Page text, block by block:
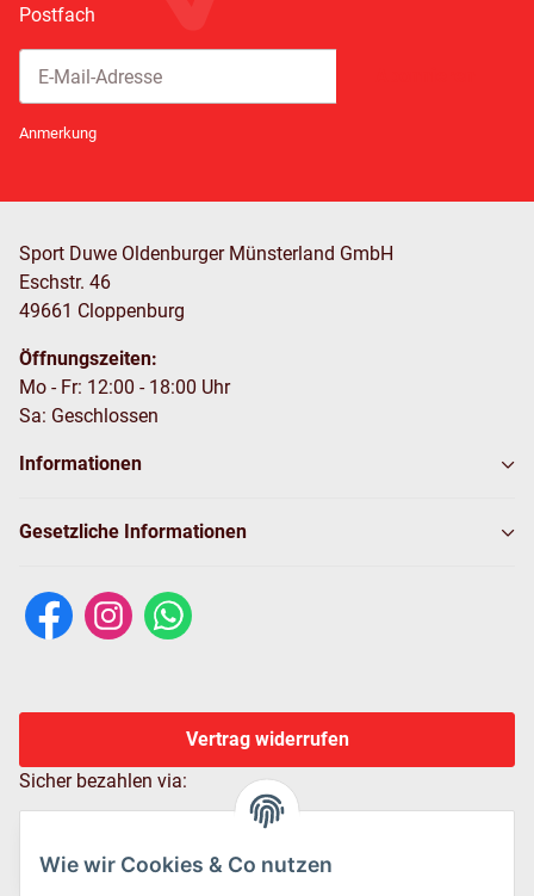
Wie wir Cookies & Co nutzen
Postfach
Anmerkung
Sport Duwe Oldenburger Münsterland GmbH
Eschstr. 46
49661 Cloppenburg
Öffnungszeiten:
Mo - Fr: 12:00 - 18:00 Uhr
Sa: Geschlossen
Informationen
Gesetzliche Informationen
Vertrag widerrufen
Sicher bezahlen via: